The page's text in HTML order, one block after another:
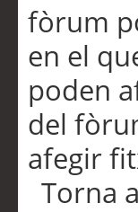
fòrum
en el
poden
del
afegir
Torna